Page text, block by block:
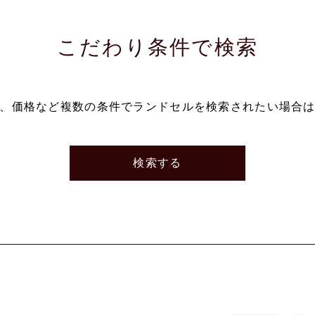
こだわり条件で検索
価格など複数の条件でランドセルを検索されたい場合は
検索する